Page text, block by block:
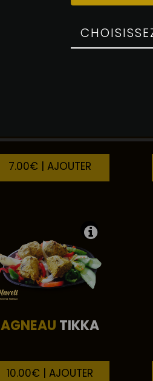
7.00€ | AJOUTER
AGNEAU TIKKA
10.00€ | AJOUTER